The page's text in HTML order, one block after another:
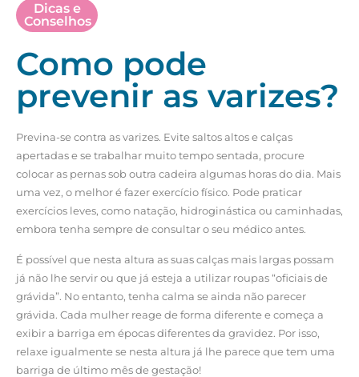
Dicas e
Conselhos
Como pode
prevenir as varizes?
Previna-se contra as varizes. Evite saltos altos e calças
apertadas e se trabalhar muito tempo sentada, procure
colocar as pernas sob outra cadeira algumas horas do dia. Mais
uma vez, o melhor é fazer exercício físico. Pode praticar
exercícios leves, como natação, hidroginástica ou caminhadas,
embora tenha sempre de consultar o seu médico antes.
É possível que nesta altura as suas calças mais largas possam
já não lhe servir ou que já esteja a utilizar roupas “oficiais de
grávida”. No entanto, tenha calma se ainda não parecer
grávida. Cada mulher reage de forma diferente e começa a
exibir a barriga em épocas diferentes da gravidez. Por isso,
relaxe igualmente se nesta altura já lhe parece que tem uma
barriga de último mês de gestação!